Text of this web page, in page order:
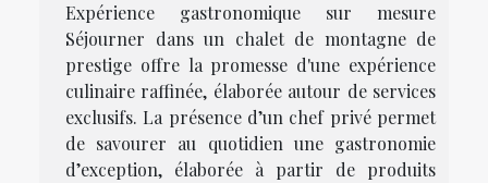
Expérience gastronomique sur mesure
Séjourner dans un chalet de montagne de
prestige offre la promesse d'une expérience
culinaire raffinée, élaborée autour de services
exclusifs. La présence d’un chef privé permet
de savourer au quotidien une gastronomie
d’exception, élaborée à partir de produits